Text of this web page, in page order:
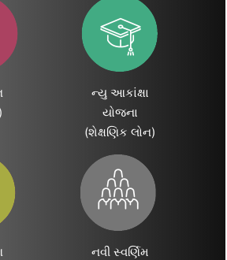
ન્યુ આકાંક્ષા
યોજના
(શેક્ષણિક લોન)
નવી સ્વર્ણિમ